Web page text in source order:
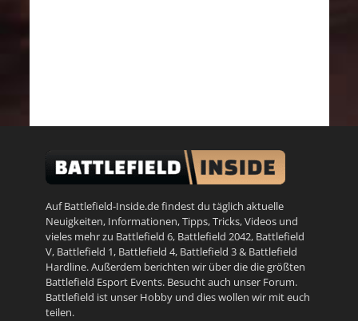
Auf Battlefield-Inside.de findest du täglich aktuelle
Neuigkeiten, Informationen, Tipps, Tricks, Videos und
vieles mehr zu Battlefield 6, Battlefield 2042, Battlefield
V, Battlefield 1, Battlefield 4, Battlefield 3& Battlefield
Hardline. Außerdem berichten wir über die die größten
Battlefield Esport Events. Besucht auch unser Forum.
Battlefield ist unser Hobby und dies wollen wir mit euch
teilen.